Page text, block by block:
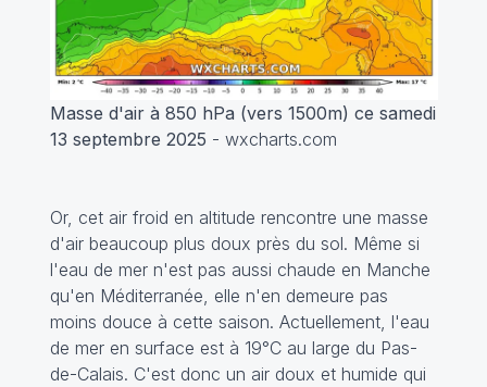
Masse d'air à 850 hPa (vers 1500m) ce samedi
13 septembre 2025 - wxcharts.com
Or, cet air froid en altitude rencontre une masse
d'air beaucoup plus doux près du sol. Même si
l'eau de mer n'est pas aussi chaude en Manche
qu'en Méditerranée, elle n'en demeure pas
moins douce à cette saison. Actuellement, l'eau
de mer en surface est à 19°C au large du Pas-
de-Calais. C'est donc un air doux et humide qui